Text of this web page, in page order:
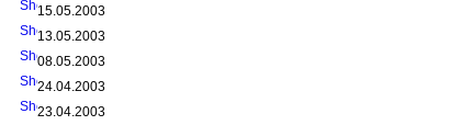
15.05.2003
13.05.2003
08.05.2003
24.04.2003
23.04.2003